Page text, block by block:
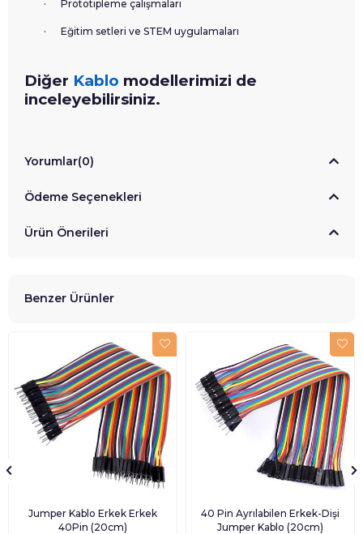
· Prototipleme çalışmaları
· Eğitim setleri ve STEM uygulamaları
Diğer Kablo modellerimizi de
inceleyebilirsiniz.
Yorumlar(0)
Ödeme Seçenekleri
Ürün Önerileri
Benzer Ürünler
Jumper Kablo Erkek Erkek
40Pin (20cm)
40 Pin Ayrılabilen Erkek-Dişi
Jumper Kablo (20cm)